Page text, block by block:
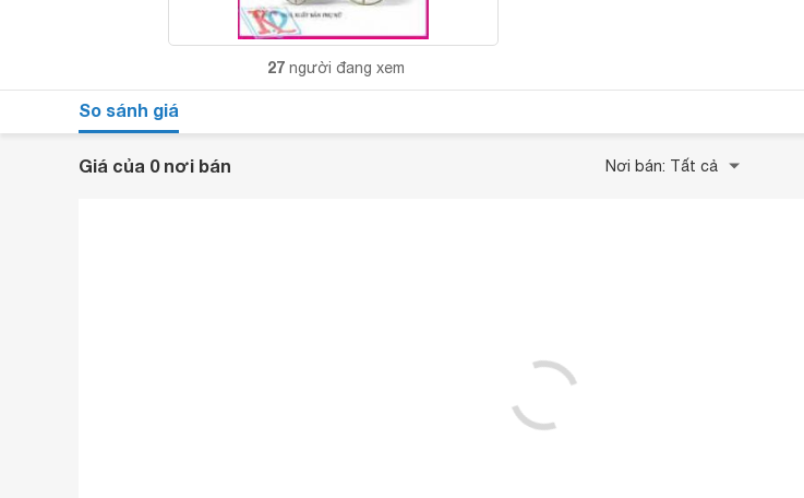
27 người đang xem
So sánh giá
Giá của 0 nơi bán Nơi bán: Tất cả